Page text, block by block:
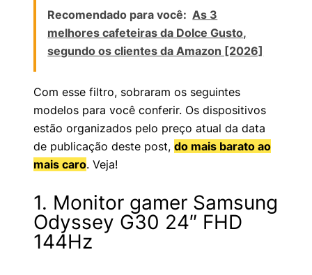
Recomendado para você: As 3
melhores cafeteiras da Dolce Gusto,
segundo os clientes da Amazon [2026]
Com esse filtro, sobraram os seguintes
modelos para você conferir. Os dispositivos
estão organizados pelo preço atual da data
de publicação deste post, do mais barato ao
mais caro. Veja!
1. Monitor gamer Samsung
Odyssey G30 24″ FHD
144Hz